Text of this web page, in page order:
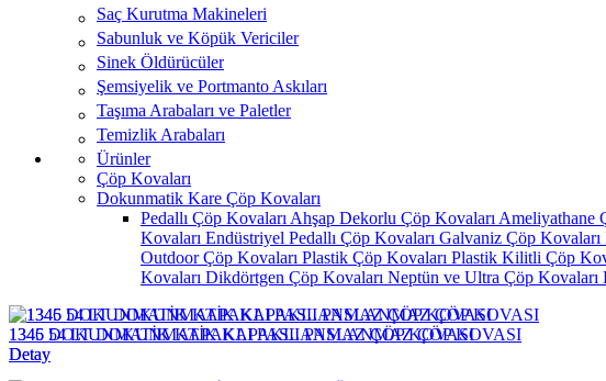
Saç Kurutma Makineleri
Sabunluk ve Köpük Vericiler
Sinek Öldürücüler
Şemsiyelik ve Portmanto Askıları
Taşıma Arabaları ve Paletler
Temizlik Arabaları
Ürünler
Çöp Kovaları
Dokunmatik Kare Çöp Kovaları
Pedallı Çöp Kovaları Ahşap Dekorlu Çöp Kovaları Ameliyathane
Kovaları Endüstriyel Pedallı Çöp Kovaları Galvaniz Çöp Kovaları
Outdoor Çöp Kovaları Plastik Çöp Kovaları Plastik Kilitli Çöp
Kovaları Dikdörtgen Çöp Kovaları Neptün ve Ultra Çöp Kovaları
1345 DOKUNMATİK KAPAKLI PASLANMAZ ÇÖP KOVASI
Detay
1346 54 LT DOKUNMATİK KAPAKLI PASLANMAZ ÇÖP KOVASI
Detay